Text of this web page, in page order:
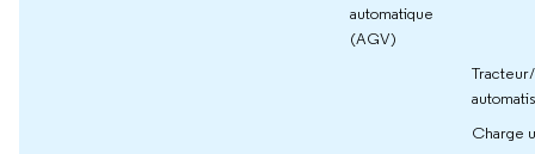
automatique
(AGV)
Charge